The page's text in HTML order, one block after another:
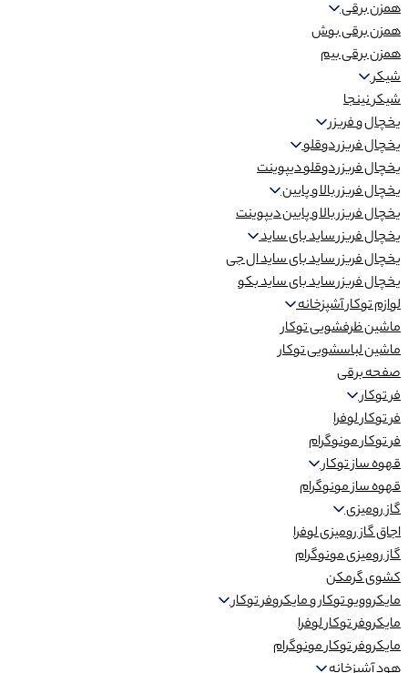
همزن برقی
همزن برقی بوش
همزن برقی بیم
شیکر
شیکر نینجا
یخچال و فریزر
یخچال فریزر دوقلو
یخچال فریزر دوقلو دیپوینت
یخچال فریزر بالا و پایین
یخچال فریزر بالا و پایین دیپوینت
یخچال فریزر ساید بای ساید
یخچال فریزر ساید بای ساید ال جی
یخچال فریزر ساید بای ساید بکو
لوازم توکار آشپزخانه
ماشین ظرفشویی توکار
ماشین لباسشویی توکار
صفحه برقی
فر توکار
فر توکار لوفرا
فر توکار مونوگرام
قهوه ساز توکار
قهوه ساز مونوگرام
گاز رومیزی
اجاق گاز رومیزی لوفرا
گاز رومیزی مونوگرام
کشوی گرمکن
مایکروویو توکار و مایکروفر توکار
مایکروفر توکار لوفرا
مایکروفر توکار مونوگرام